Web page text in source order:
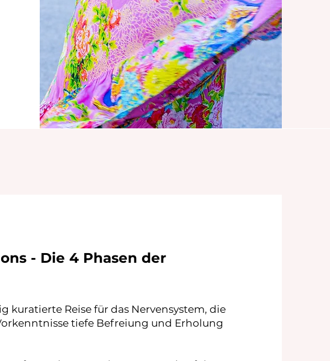
- Die 4 Phasen der
kuratierte Reise für das Nervensystem, die
tiefe Befreiung und Erholung